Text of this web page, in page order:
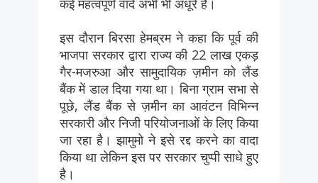
इस दौरान बिरसा हेमब्रम ने कहा कि पूर्व की
भाजपा सरकार द्वारा राज्य की 22 लाख एकड़
गैर-मजरुआ और सामुदायिक ज़मीन को लैंड
बैंक में डाल दिया गया था। बिना ग्राम सभा से
पूछे, लैंड बैंक से ज़मीन का आवंटन विभिन्न
सरकारी और निजी परियोजनाओं के लिए किया
जा रहा है। झामुमो ने इसे रद्द करने का वादा
किया था लेकिन इस पर सरकार चुप्पी साधे हुए
है।